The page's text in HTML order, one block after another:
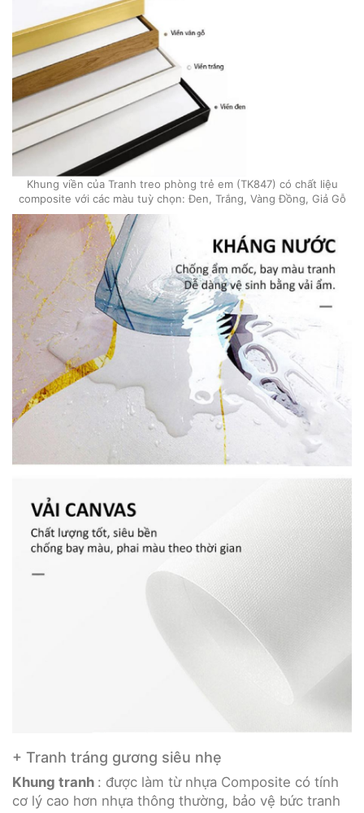
Khung viền của Tranh treo phòng trẻ em (TK847) có chất liệu
composite với các màu tuỳ chọn: Đen, Trắng, Vàng Đồng, Giả Gỗ
+ Tranh tráng gương siêu nhẹ
Khung tranh : được làm từ nhựa Composite có tính
cơ lý cao hơn nhựa thông thường, bảo vệ bức tranh